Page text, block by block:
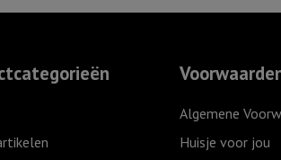
-
Algemene
Huisje voor jou